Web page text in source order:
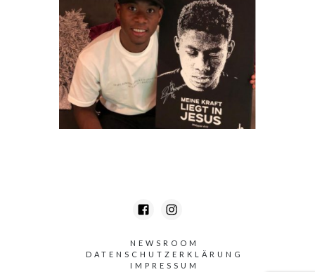
NEWSROOM
DATENSCHUTZERKLÄRUNG
IMPRESSUM